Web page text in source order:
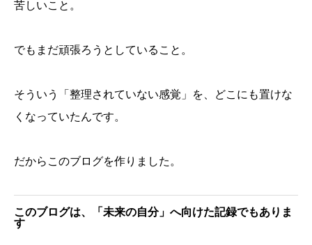
苦しいこと。
でもまだ頑張ろうとしていること。
そういう「整理されていない感覚」を、どこにも置けな
くなっていたんです。
だからこのブログを作りました。
このブログは、「未来の自分」へ向けた記録でもありま
す